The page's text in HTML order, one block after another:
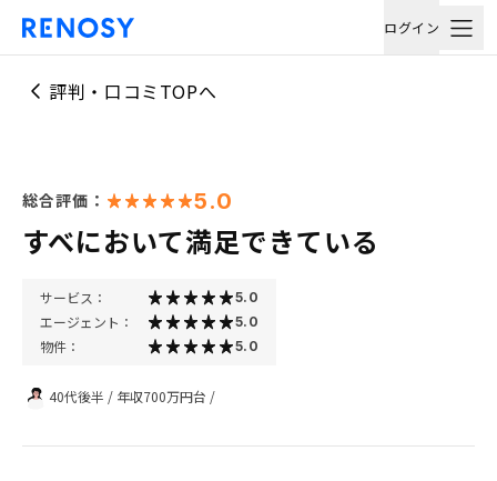
ログイン
評判・口コミTOPへ
総合評価： 5.0
すべにおいて満足できている
サービス： 5.0
エージェント： 5.0
物件： 5.0
40代後半 / 年収700万円台 /